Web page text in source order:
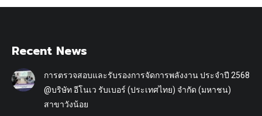
Recent News
การตรวจสอบและรับรองการจัดการพลังงาน ประจำปี 2568
@บริษัท อีโนเว รับเบอร์ (ประเทศไทย) จำกัด (มหาชน)
สาขาวังน้อย